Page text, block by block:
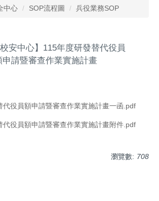
中心 SOP流程圖 兵役業務SOP
校安中心】115年度研發替代役員
申請暨審查作業實施計畫
代役員額申請暨審查作業實施計畫一函.pdf
代役員額申請暨審查作業實施計畫附件.pdf
瀏覽數: 708